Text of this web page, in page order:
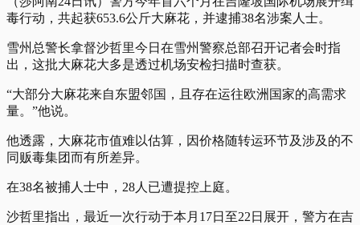
毒行动，共起获653.6公斤大麻花，并逮捕38名涉案人士。
雪州总警长拿督沙哲里今日在雪州警察总部召开记者会时指
出，这批大麻花大多是透过机场安检扫描时查获。
“大部分大麻花来自东盟邻国，且存在运往欧洲国家的高需求
量。”他说。
他透露，大麻花市值难以估算，因价格随转运环节及涉及的不
同贩毒集团而有所差异。
在38名被捕人士中，28人已遭提控上庭。
沙哲里指出，最近一次行动于本月17日至22日展开，警方在吉